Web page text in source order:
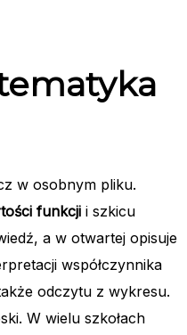
w osobnym pliku.
funkcji i szkicu
a w otwartej opisuje
współczynnika
odczytu z wykresu.
W wielu szkołach